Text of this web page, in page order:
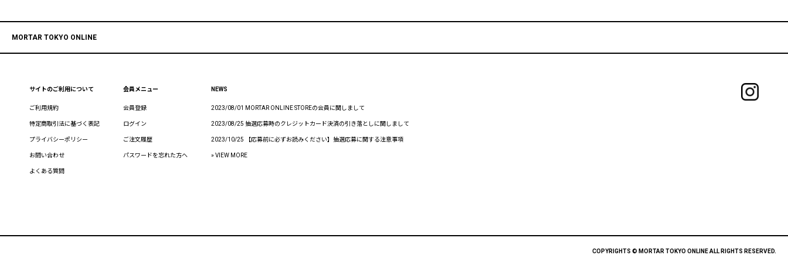
MORTAR TOKYO ONLINE
サイトのご利用について
ご利用規約
特定商取引法に基づく表記
プライバシーポリシー
お問い合わせ
よくある質問
会員メニュー
会員登録
ログイン
ご注文履歴
パスワードを忘れた方へ
NEWS
2023/08/01 MORTAR ONLINE STOREの会員に関しまして
2023/08/25 抽選応募時のクレジットカード決済の引き落としに関しまして
2023/10/25 【応募前に必ずお読みください】抽選応募に関する注意事項
» VIEW MORE
COPYRIGHTS © MORTAR TOKYO ONLINE ALL RIGHTS RESERVED.